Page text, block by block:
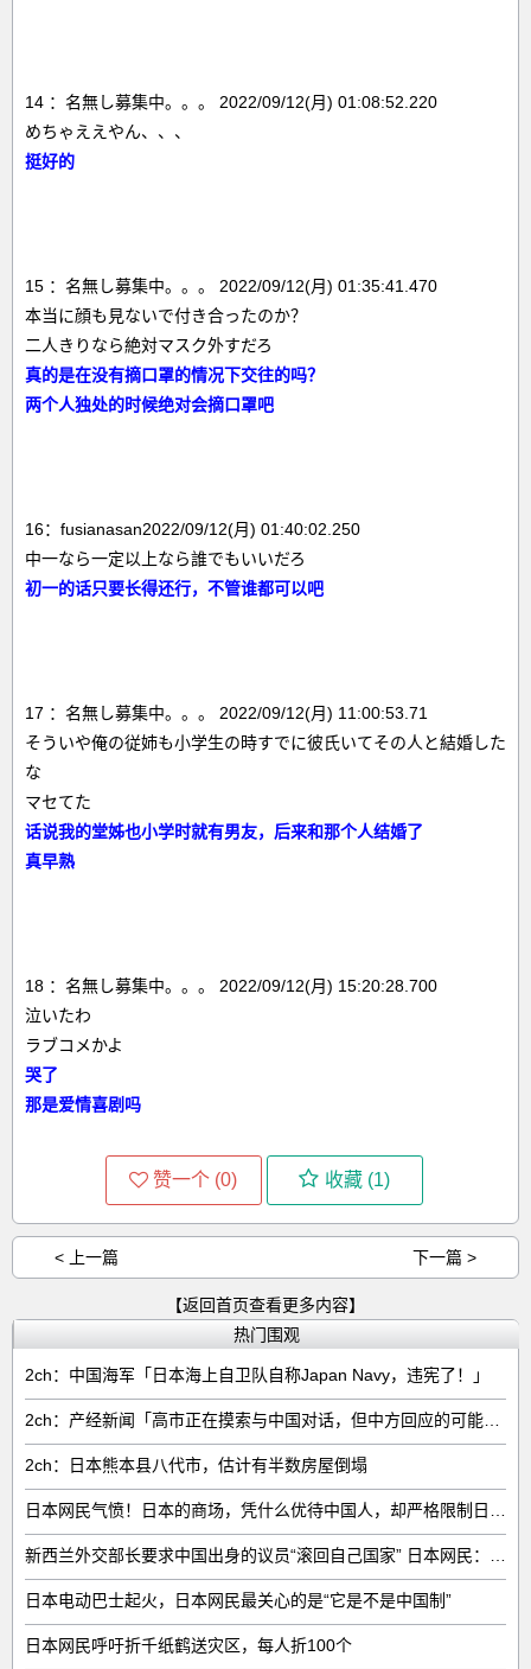
14 ：名無し募集中。。。 2022/09/12(月) 01:08:52.220
めちゃええやん、、、
挺好的
15 ：名無し募集中。。。 2022/09/12(月) 01:35:41.470
本当に顔も見ないで付き合ったのか？
二人きりなら絶対マスク外すだろ
真的是在没有摘口罩的情况下交往的吗？
两个人独处的时候绝对会摘口罩吧
16：fusianasan2022/09/12(月) 01:40:02.250
中一なら一定以上なら誰でもいいだろ
初一的话只要长得还行，不管谁都可以吧
17 ：名無し募集中。。。 2022/09/12(月) 11:00:53.71
そういや俺の従姉も小学生の時すでに彼氏いてその人と結婚した
な
マセてた
话说我的堂姊也小学时就有男友，后来和那个人结婚了
真早熟
18 ：名無し募集中。。。 2022/09/12(月) 15:20:28.700
泣いたわ
ラブコメかよ
哭了
那是爱情喜剧吗
赞一个 (0) 收藏 (1)
< 上一篇 下一篇 >
【返回首页查看更多内容】
热门围观
2ch：中国海军「日本海上自卫队自称Japan Navy，违宪了！」
2ch：日本熊本县八代市，估计有半数房屋倒塌
日本电动巴士起火，日本网民最关心的是“它是不是中国制”
日本网民呼吁折千纸鹤送灾区，每人折100个